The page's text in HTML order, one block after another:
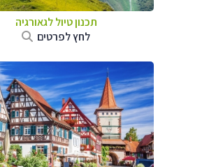
תכנון טיול לגאורגיה
לחץ לפרטים